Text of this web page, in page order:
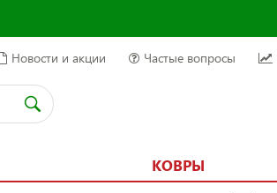
Новости и акции Частые вопросы
КОВРЫ